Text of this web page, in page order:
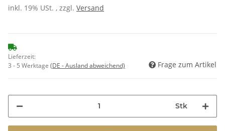
inkl. 19% USt. , zzgl. Versand
Lieferzeit:
3 - 5 Werktage (DE - Ausland abweichend) Frage zum Artikel
Stk